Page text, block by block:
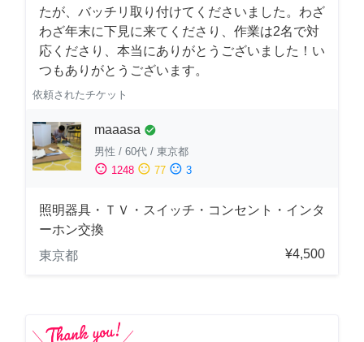
たが、バッチリ取り付けてくださいました。わざ
わざ年末に下見に来てくださり、作業は2名で対
応くださり、本当にありがとうございました！い
つもありがとうございます。
依頼されたチケット
maaasa check_circle
男性 / 60代 / 東京都
sentiment_satisfied 1248 sentiment_neutral 77 sentiment_dissatisfied 3
照明器具・ＴＶ・スイッチ・コンセント・インタ
ーホン交換
東京都
¥4,500